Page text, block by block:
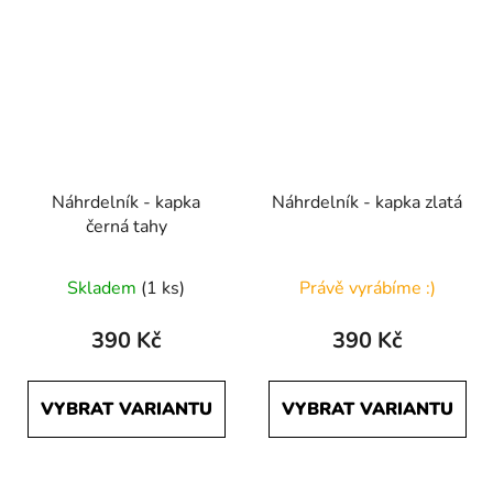
Náhrdelník - kapka
černá tahy
Skladem (1 ks)
390 Kč
VYBRAT VARIANTU
Náhrdelník - kapka zlatá
Právě vyrábíme :)
390 Kč
VYBRAT VARIANTU